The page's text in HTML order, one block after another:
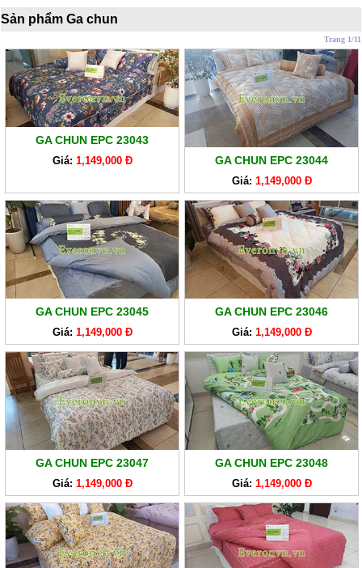
RUỘT
BÔNG
BỘ
CAO
CẤP
ARTEMIS
PHẨM
GIẢM
GIÁ
CHĂN
GA
EVERONLITE
PHẨM
HÀNG
LẺ
SẢN
PHẨM
KHÁC
Sản phẩm Ga chun
Trang 1/11
GA CHUN EPC 23043
Giá: 1,149,000 Đ GA CHUN EPC 23044
Giá: 1,149,000 Đ
GA CHUN EPC 23045
Giá: 1,149,000 Đ
GA CHUN EPC 23046
Giá: 1,149,000 Đ
GA CHUN EPC 23047
Giá: 1,149,000 Đ
GA CHUN EPC 23048
Giá: 1,149,000 Đ